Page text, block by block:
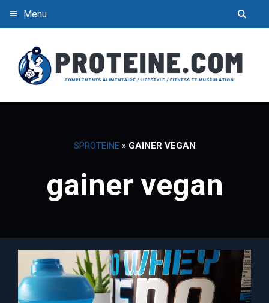
Menu
SPROTEINE» GAINER VEGAN
gainer vegan